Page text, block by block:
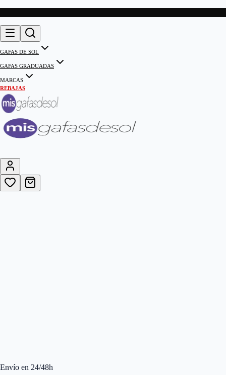
GAFAS DE SOL
GAFAS GRADUADAS
MARCAS
REBAJAS
Envío en 24/48h